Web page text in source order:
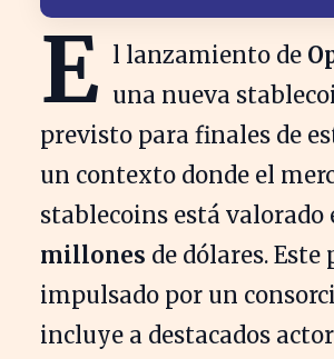
E l lanzamiento de
una nueva
previsto para finales de
un contexto donde el
stablecoins está valorado
millones de dólares. Este
impulsado por un
incluye a destacados